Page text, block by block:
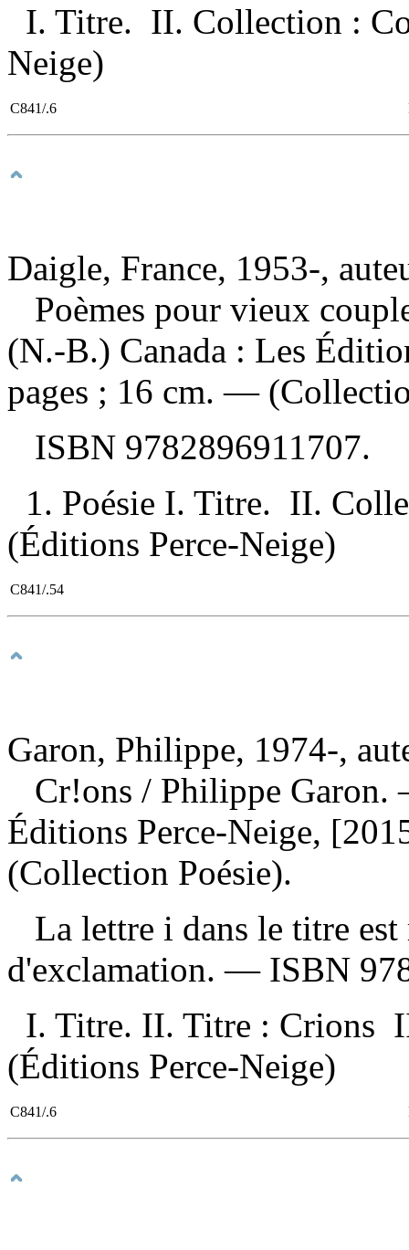
I. Titre. II. Collection :
Neige)
C841/.6
Daigle, France, 1953-,
Poèmes pour vieux
(N.-B.) Canada : Les
pages ; 16 cm. —
ISBN 9782896911707.
1. Poésie I. Titre. II.
(Éditions Perce-Neige)
C841/.54
Garon, Philippe, 1974-,
Cr!ons / Philippe Garon.
Éditions Perce-Neige,
(Collection Poésie).
La lettre i dans le titre est
d'exclamation. — ISBN
I. Titre. II. Titre : Crions
(Éditions Perce-Neige)
C841/.6